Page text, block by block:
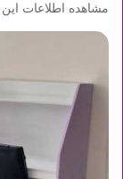
مشاهده اطلاعات این